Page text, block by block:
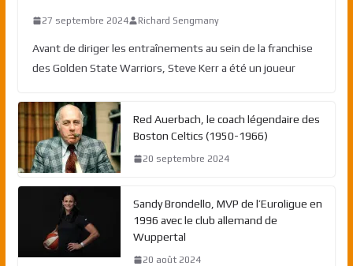
27 septembre 2024 Richard Sengmany
Avant de diriger les entraînements au sein de la franchise
des Golden State Warriors, Steve Kerr a été un joueur
Red Auerbach, le coach légendaire des
Boston Celtics (1950-1966)
20 septembre 2024
Sandy Brondello, MVP de l’Euroligue en
1996 avec le club allemand de
Wuppertal
20 août 2024